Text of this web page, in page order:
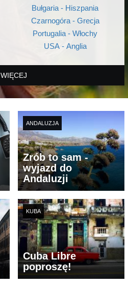
Bułgaria - Hiszpania
Czarnogóra - Grecja
Portugalia - Włochy
USA - Anglia
WIĘCEJ
ANDALUZJA
Zrób to sam -
wyjazd do
Andaluzji
KUBA
Cuba Libre
poproszę!